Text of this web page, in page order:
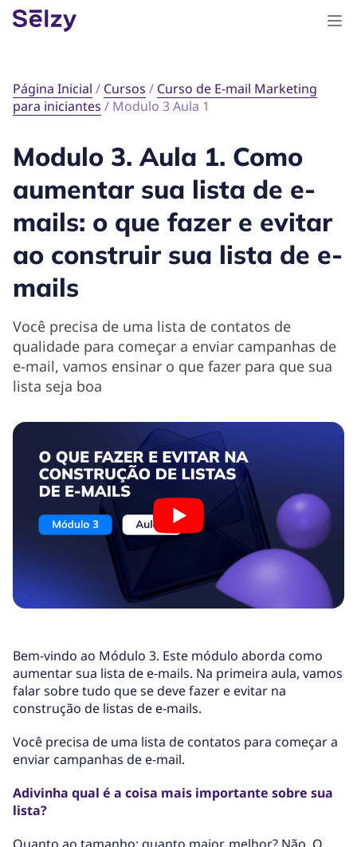
Página Inicial / Cursos / Curso de E-mail Marketing
para iniciantes / Modulo 3 Aula 1
Modulo 3. Aula 1. Como
aumentar sua lista de e-
mails: o que fazer e evitar
ao construir sua lista de e-
mails
Você precisa de uma lista de contatos de
qualidade para começar a enviar campanhas de
e-mail, vamos ensinar o que fazer para que sua
lista seja boa
Bem-vindo ao Módulo 3. Este módulo aborda como
aumentar sua lista de e-mails. Na primeira aula, vamos
falar sobre tudo que se deve fazer e evitar na
construção de listas de e-mails.
Você precisa de uma lista de contatos para começar a
enviar campanhas de e-mail.
Adivinha qual é a coisa mais importante sobre sua
lista?